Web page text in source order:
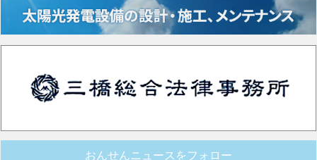
おんせんニュースをフォロー